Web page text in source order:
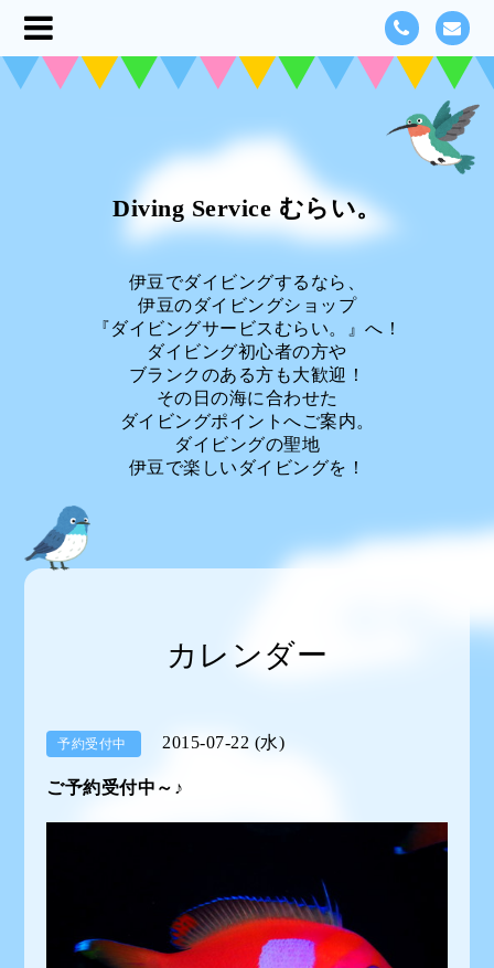
Diving Service むらい。
伊豆でダイビングするなら、
伊豆のダイビングショップ
『ダイビングサービスむらい。』へ！
ダイビング初心者の方や
ブランクのある方も大歓迎！
その日の海に合わせた
ダイビングポイントへご案内。
ダイビングの聖地
伊豆で楽しいダイビングを！
カレンダー
予約受付中 2015-07-22 (水)
ご予約受付中～♪